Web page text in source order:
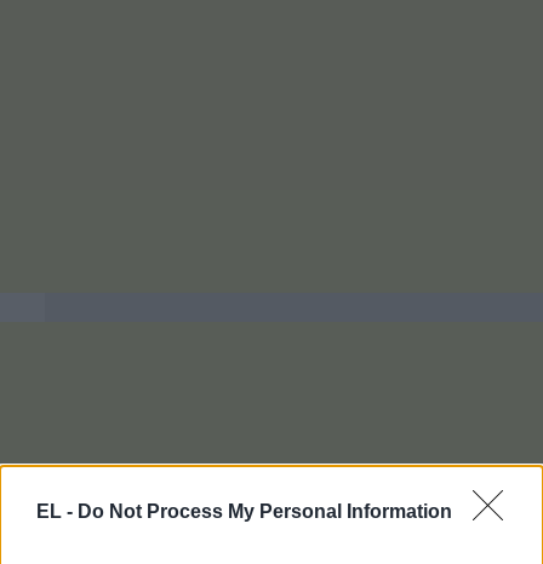
EL - Do Not Process My Personal Information